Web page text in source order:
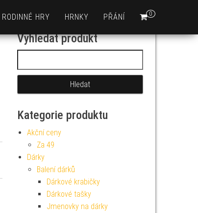
0
RODINNÉ HRY HRNKY PŘÁNÍ
Vyhledat produkt
Kategorie produktu
Akční ceny
Za 49
Dárky
Balení dárků
Dárkové krabičky
Dárkové tašky
Jmenovky na dárky